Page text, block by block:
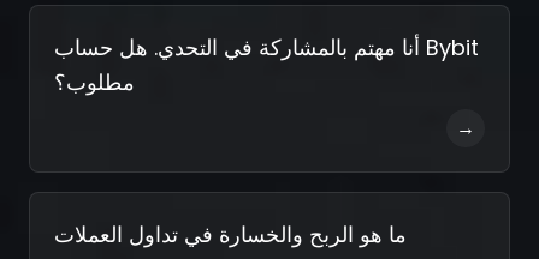
أنا مهتم بالمشاركة في التحدي. هل حساب Bybit
مطلوب؟
→
ما هو الربح والخسارة في تداول العملات